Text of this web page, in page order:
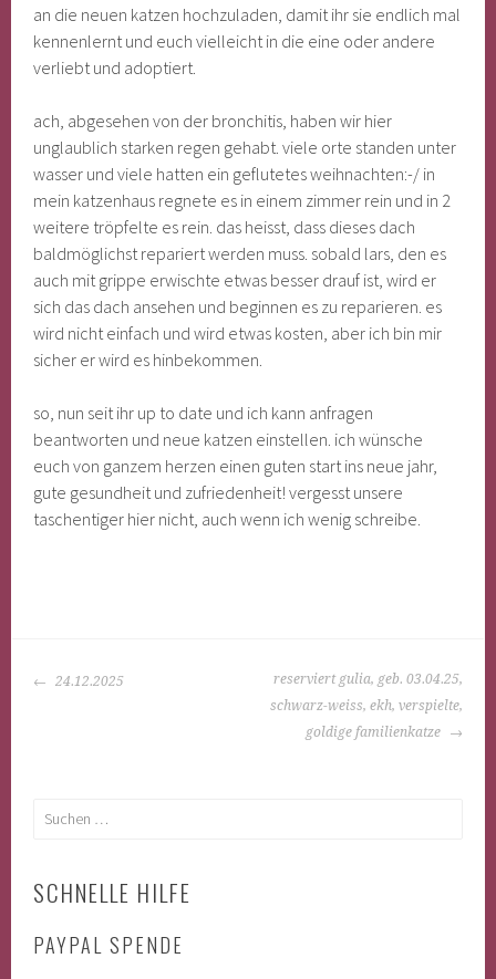
an die neuen katzen hochzuladen, damit ihr sie endlich mal
kennenlernt und euch vielleicht in die eine oder andere
verliebt und adoptiert.
ach, abgesehen von der bronchitis, haben wir hier
unglaublich starken regen gehabt. viele orte standen unter
wasser und viele hatten ein geflutetes weihnachten:-/ in
mein katzenhaus regnete es in einem zimmer rein und in 2
weitere tröpfelte es rein. das heisst, dass dieses dach
baldmöglichst repariert werden muss. sobald lars, den es
auch mit grippe erwischte etwas besser drauf ist, wird er
sich das dach ansehen und beginnen es zu reparieren. es
wird nicht einfach und wird etwas kosten, aber ich bin mir
sicher er wird es hinbekommen.
so, nun seit ihr up to date und ich kann anfragen
beantworten und neue katzen einstellen. ich wünsche
euch von ganzem herzen einen guten start ins neue jahr,
gute gesundheit und zufriedenheit! vergesst unsere
taschentiger hier nicht, auch wenn ich wenig schreibe.
BEITRAGS-
24.12.2025
reserviert gulia, geb. 03.04.25,
schwarz-weiss, ekh, verspielte,
goldige familienkatze
Suchen
SCHNELLE HILFE
PAYPAL SPENDE